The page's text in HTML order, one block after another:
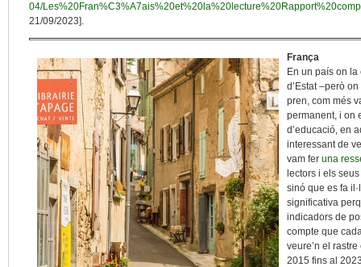
04/
21/09/2023].
França
En un país on
d’Estat –però
pren, com més
permanent, i on
d’educació, en
interessant de
vam fer una
lectors i els
sinó que es fa
significativa
indicadors de
compte que
veure’n el
2015 fins al